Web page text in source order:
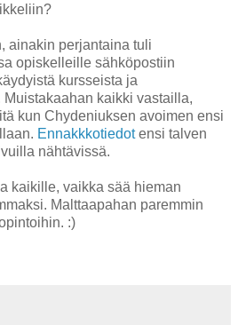
ainakin perjantaina tuli
opiskelleille sähköpostiin
kursseista ja
kaikki vastailla,
kun Chydeniuksen avoimen ensi
Ennakkkotiedotensi talven
nähtävissä.
kaikille, vaikka sää hieman
Malttaapahan paremmin
:)